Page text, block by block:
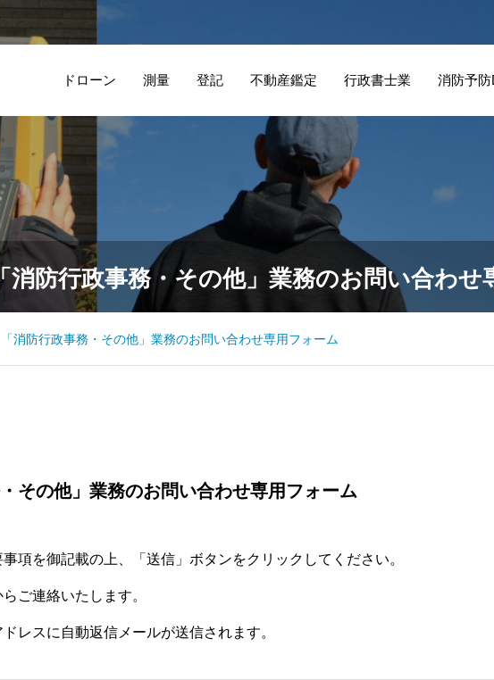
ドローン 測量 登記 不動産鑑定 行政書士業 消防予
消防行政事務・その他」業務のお問い合わせ
「消防行政事務・その他」業務のお問い合わせ専用フォーム
・その他」業務のお問い合わせ専用フォーム
項を御記載の上、「送信」ボタンをクリックしてください。
ご連絡いたします。
レスに自動返信メールが送信されます。